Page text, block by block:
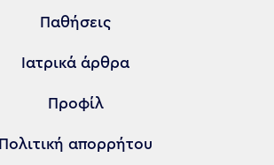
Παθήσεις
Ιατρικά άρθρα
Προφίλ
Πολιτική απορρήτου